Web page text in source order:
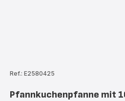
Ref.: E2580425
Pfannkuchenpfanne mit